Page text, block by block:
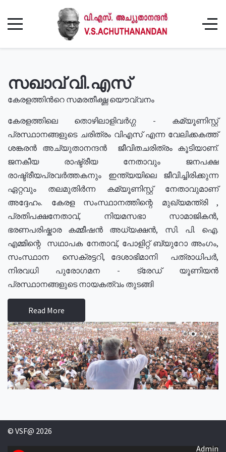
സഖാവ് വി.എസ്
കേരളത്തിൻറെ സമരതീക്ഷ്ണ യൌവ്വനം
കേരളത്തിലെ തൊഴിലാളിവർഗ്ഗ - കമ്യൂണിസ്റ്റ്
പ്രസ്ഥാനങ്ങളുടെ ചരിത്രം വിഎസ് എന്ന വേലിക്കകത്ത്
ശങ്കരൻ അച്യുതാനന്ദൻ ജീവിതചരിത്രം കൂടിയാണ്.
ജനകീയ രാഷ്ട്രീയ നേതാവും ജനപക്ഷ
രാഷ്ട്രീയപ്രവർത്തകനും ഇന്ത്യയിലെ ജീവിച്ചിരിക്കുന്ന
ഏറ്റവും തലമുതിർന്ന കമ്യൂണിസ്റ്റ് നേതാവുമാണ്
അദ്ദേഹം. കേരള സംസ്ഥാനത്തിന്റെ മുഖ്യമന്ത്രി ,
പ്രതിപക്ഷനേതാവ്, നിയമസഭാ സാമാജികൻ,
ഭരണപരിഷ്കാര കമ്മീഷൻ അധ്യക്ഷൻ, സി. പി. ഐ.
എമ്മിന്റെ സഥാപക നേതാവ്, പോളിറ്റ് ബ്യുറോ അംഗം,
സംസ്ഥാന സെക്രട്ടറി, ദേശാഭിമാനി പത്രാധിപർ,
നിരവധി പുരോഗമന - ട്രേഡ് യൂണിയൻ
പ്രസ്ഥാനങ്ങളുടെ നായകത്വം തുടങ്ങി
Read More
© VSF@ 2026
Admin